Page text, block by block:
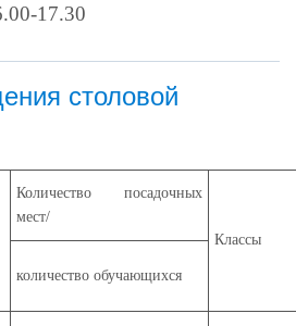
17.30
столовой
Количество посадочных
мест/
Классы
количество обучающихся